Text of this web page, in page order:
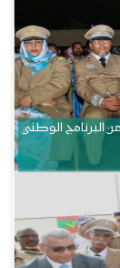
البرنامج الوطني